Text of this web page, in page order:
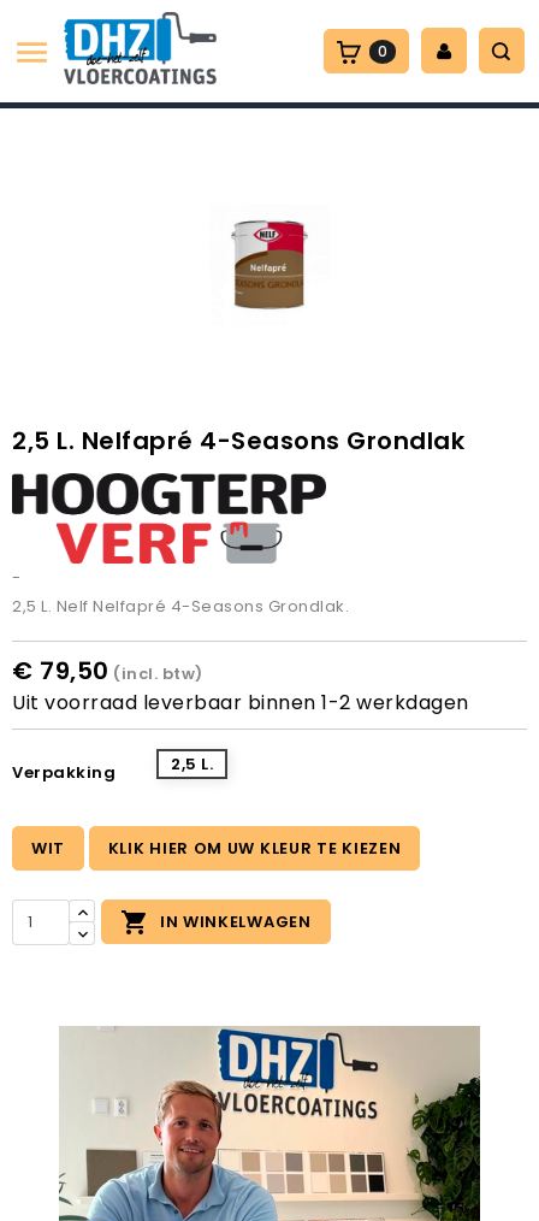
 0
2,5 L. Nelfapré 4-Seasons Grondlak
-
2,5 L. Nelf Nelfapré 4-Seasons Grondlak.
€ 79,50 (incl. btw)
Uit voorraad leverbaar binnen 1-2 werkdagen
Verpakking 2,5 L.
WIT KLIK HIER OM UW KLEUR TE KIEZEN
 IN WINKELWAGEN